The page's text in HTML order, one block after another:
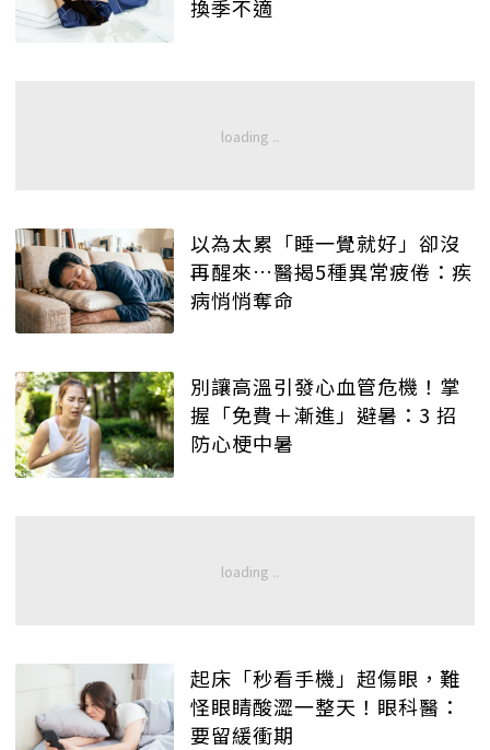
換季不適
以為太累「睡一覺就好」卻沒
再醒來…醫揭5種異常疲倦：疾
病悄悄奪命
別讓高溫引發心血管危機！掌
握「免費＋漸進」避暑：3 招
防心梗中暑
起床「秒看手機」超傷眼，難
怪眼睛酸澀一整天！眼科醫：
要留緩衝期